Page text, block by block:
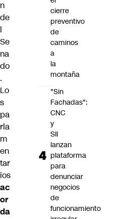
n
de
l
Se
na
do
.
Lo
s
pa
rla
m
en
tar
ios
ac
or
da
cierre
preventivo
de
caminos
a
la
montaña
"Sin
Fachadas":
CNC
y
SII
lanzan
plataforma
para
denunciar
negocios
de
funcionamiento